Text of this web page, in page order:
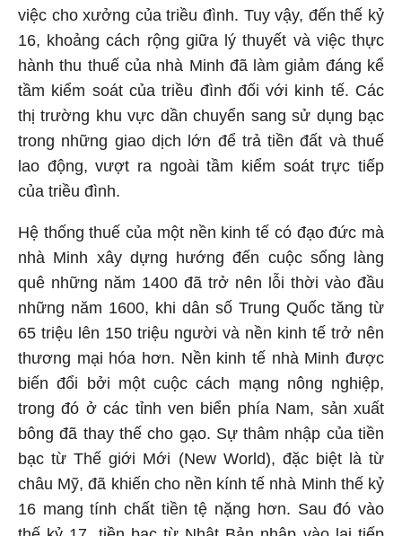
việc cho xưởng của triều đình. Tuy vậy, đến thế kỷ
16, khoảng cách rộng giữa lý thuyết và việc thực
hành thu thuế của nhà Minh đã làm giảm đáng kể
tầm kiểm soát của triều đình đối với kinh tế. Các
thị trường khu vực dần chuyển sang sử dụng bạc
trong những giao dịch lớn để trả tiền đất và thuế
lao động, vượt ra ngoài tầm kiểm soát trực tiếp
của triều đình.
Hệ thống thuế của một nền kinh tế có đạo đức mà
nhà Minh xây dựng hướng đến cuộc sống làng
quê những năm 1400 đã trở nên lỗi thời vào đầu
những năm 1600, khi dân số Trung Quốc tăng từ
65 triệu lên 150 triệu người và nền kinh tế trở nên
thương mại hóa hơn. Nền kinh tế nhà Minh được
biến đổi bởi một cuộc cách mạng nông nghiệp,
trong đó ở các tỉnh ven biển phía Nam, sản xuất
bông đã thay thế cho gạo. Sự thâm nhập của tiền
bạc từ Thế giới Mới (New World), đặc biệt là từ
châu Mỹ, đã khiến cho nền kính tế nhà Minh thế kỷ
16 mang tính chất tiền tệ nặng hơn. Sau đó vào